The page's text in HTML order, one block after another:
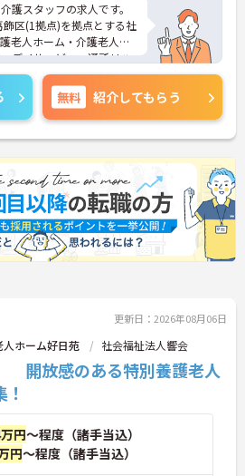
護スタッフの求人です。
区(1拠点)を拠点とする社
老人ホーム・介護老人保
デイサービス・通所リハ
ステイを運営する国内最
業界の改革、そして最適
ために革新的な取組みを
を提供しています。大田
、お一人暮らしをお考え
。
が設けられておりますの
いです。
ポイントなどお話致しま
せください。
無料 紹介してもらう
更新日：2026年08月06日
ホーム好日苑 社会福祉法人響会
開放感のある特別養護老人
円～程度（諸手当込）
円～程度（諸手当込）